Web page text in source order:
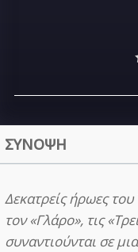
ΣΥΝΟΨΗ
Δεκατρείς ήρωες
τον «Γλάρο», τις
συναντιούνται σε